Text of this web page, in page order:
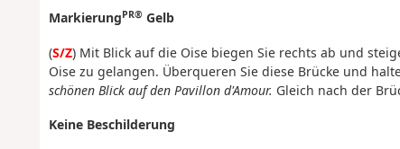
MarkierungPR®Gelb
(S/Z) Mit Blick auf die Oise biegen Sie rechts ab und
Oise zu gelangen. Überqueren Sie diese Brücke und
schönen Blick auf den Pavillon d'Amour. Gleich nach der
Keine Beschilderung